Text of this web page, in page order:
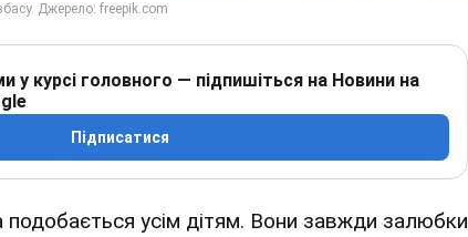
у курсі головного — підпишіться на Новини на
Підписатися
усім дітям. Вони завжди залюбки